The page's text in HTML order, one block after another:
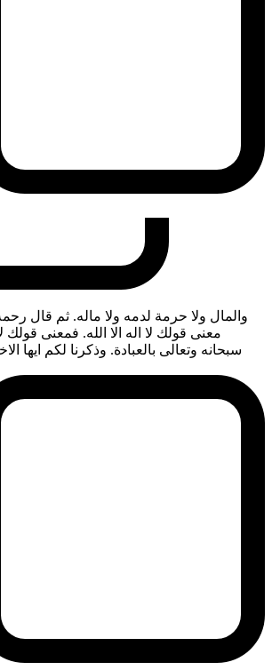
والمال ولا حرمة لدمه ولا ماله. ثم قال
معنى قولك لا اله الا الله. فمعنى قولك لا
سبحانه وتعالى بالعبادة. وذكرنا لكم ايها